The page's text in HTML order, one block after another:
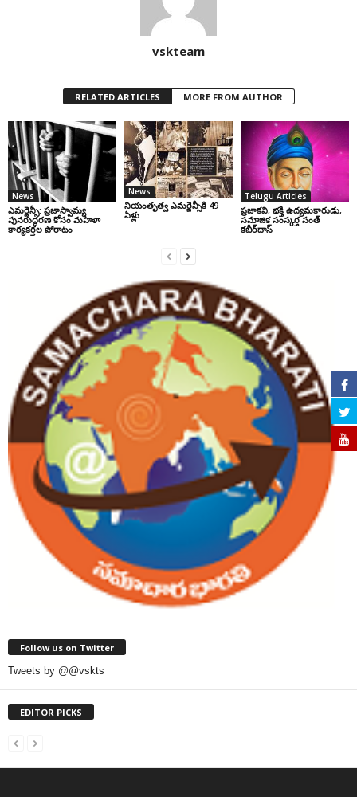
vskteam
RELATED ARTICLES MORE FROM AUTHOR
News
ఎమర్జెన్సీ: ప్రజాస్వామ్య
పునరుద్ధరణ కోసం మహిళా
కార్యకర్తల పోరాటం
News
నియంతృత్వ ఎమర్జెన్సీకి 49
ఏళ్లు
Telugu Articles
ప్రజాకవి, భక్తి ఉద్యమకారుడు,
సమాజిక సంస్కర్త సంత్‌
కబీర్‌దాస్‌
Follow us on Twitter
Tweets by @@vskts
EDITOR PICKS